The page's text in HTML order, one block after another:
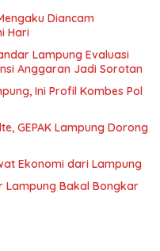
Diancam
Hari
Lampung Evaluasi
Anggaran Jadi Sorotan
Ini Profil Kombes Pol
GEPAK Lampung Dorong
Ekonomi dari Lampung
Lampung Bakal Bongkar